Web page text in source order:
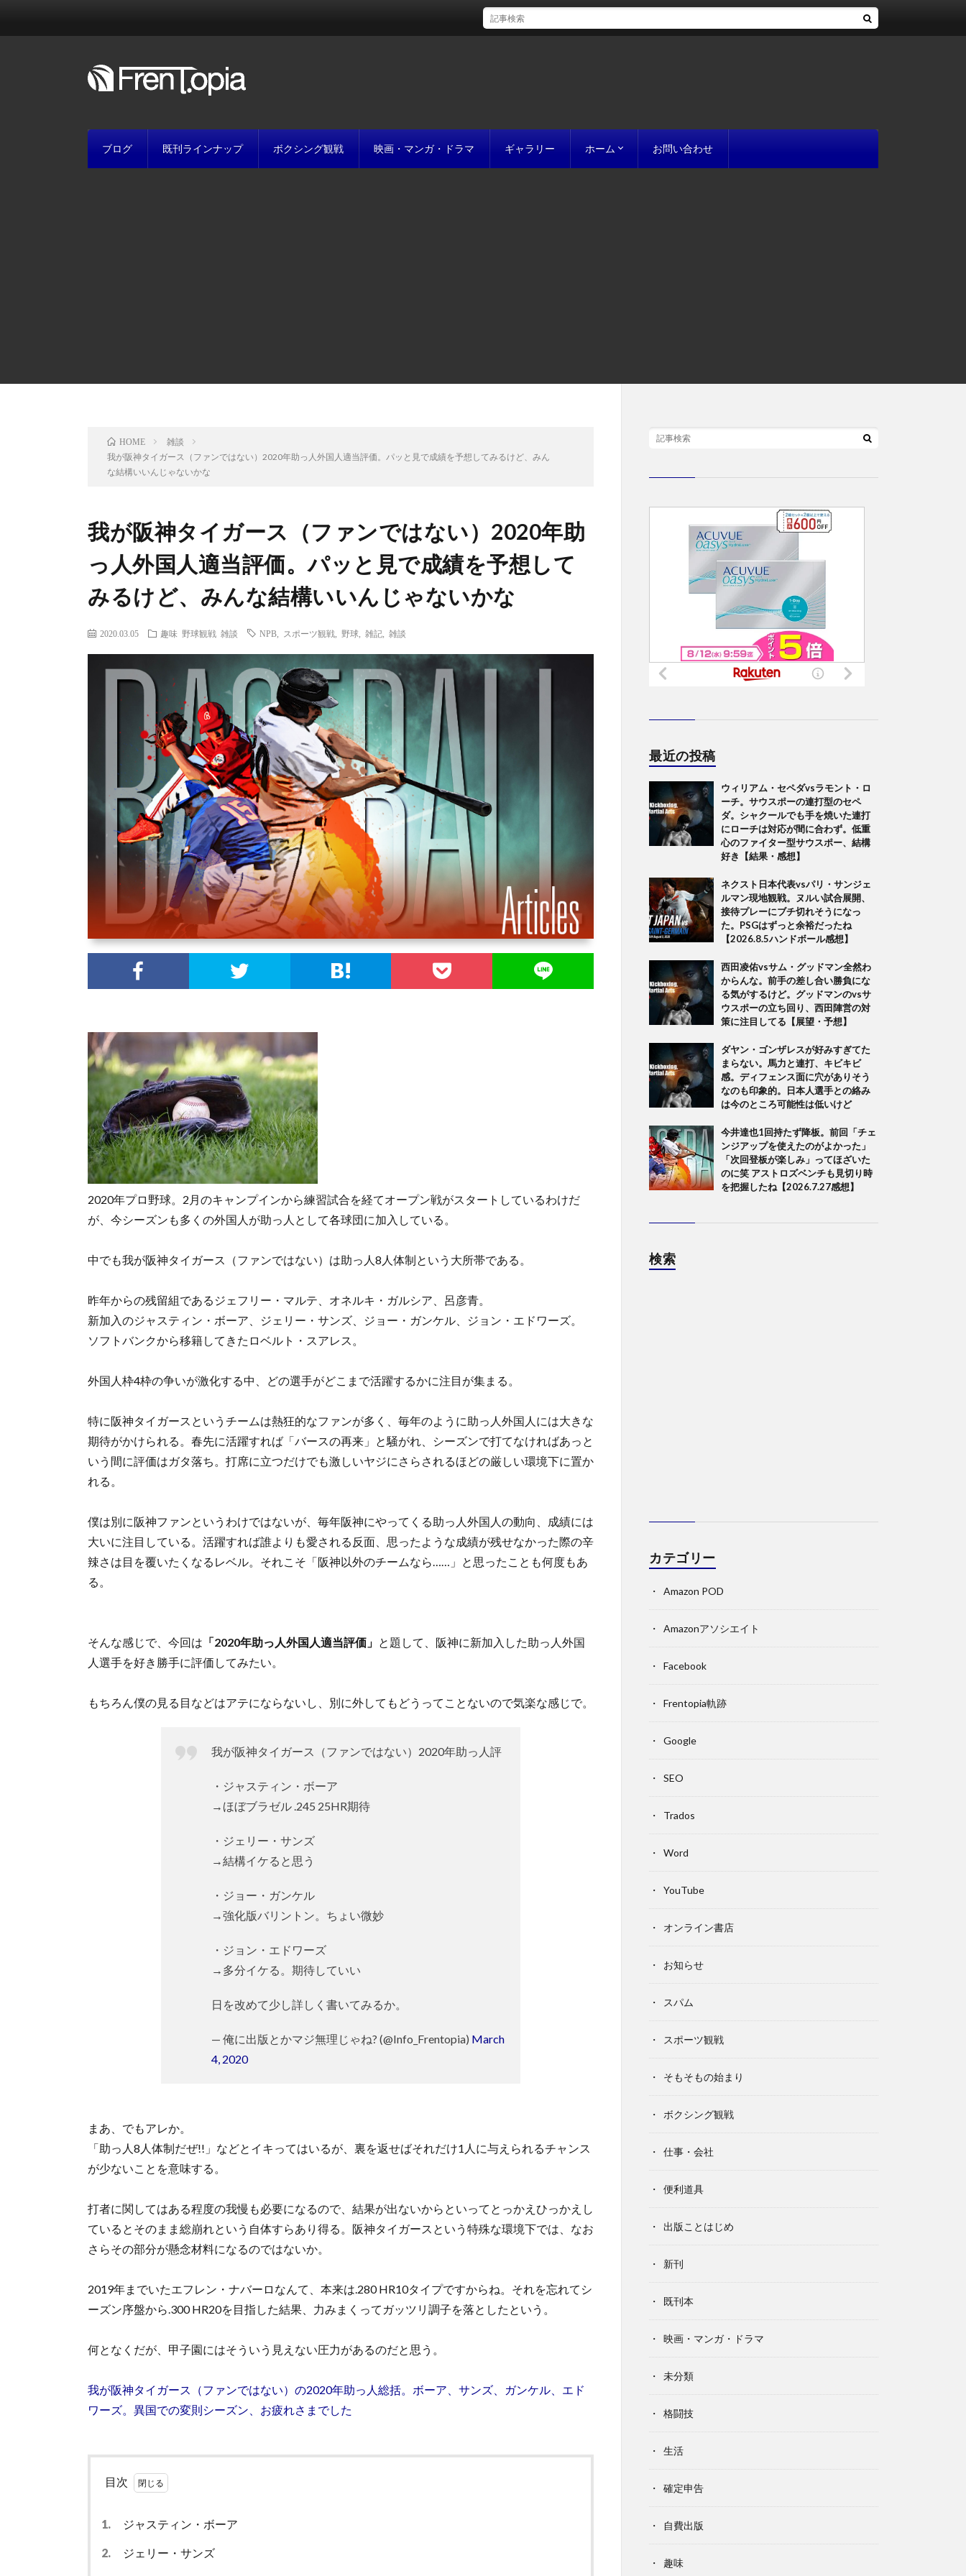
ブログ 既刊ラインナップ ボクシング観戦 映画・マンガ・ドラマ ギャラリー ホーム お問い合わせ
HOME
雑談
我が阪神タイガース（ファンではない）2020年助っ人外国人適当評価。パッと見で成績を予想してみるけど、みん
な結構いいんじゃないかな
我が阪神タイガース（ファンではない）2020年助
っ人外国人適当評価。パッと見で成績を予想して
みるけど、みんな結構いいんじゃないかな
2020.03.05 趣味 野球観戦 雑談 NPB スポーツ観戦 野球 雑記 雑談
2020年プロ野球。2月のキャンプインから練習試合を経てオープン戦がスタートしているわけだ
が、今シーズンも多くの外国人が助っ人として各球団に加入している。
中でも我が阪神タイガース（ファンではない）は助っ人8人体制という大所帯である。
昨年からの残留組であるジェフリー・マルテ、オネルキ・ガルシア、呂彦青。
新加入のジャスティン・ボーア、ジェリー・サンズ、ジョー・ガンケル、ジョン・エドワーズ。
ソフトバンクから移籍してきたロベルト・スアレス。
外国人枠4枠の争いが激化する中、どの選手がどこまで活躍するかに注目が集まる。
特に阪神タイガースというチームは熱狂的なファンが多く、毎年のように助っ人外国人には大きな
期待がかけられる。春先に活躍すれば「バースの再来」と騒がれ、シーズンで打てなければあっと
いう間に評価はガタ落ち。打席に立つだけでも激しいヤジにさらされるほどの厳しい環境下に置か
れる。
僕は別に阪神ファンというわけではないが、毎年阪神にやってくる助っ人外国人の動向、成績には
大いに注目している。活躍すれば誰よりも愛される反面、思ったような成績が残せなかった際の辛
辣さは目を覆いたくなるレベル。それこそ「阪神以外のチームなら……」と思ったことも何度もあ
る。
そんな感じで、今回は 「2020年助っ人外国人適当評価」 と題して、阪神に新加入した助っ人外国
人選手を好き勝手に評価してみたい。
もちろん僕の見る目などはアテにならないし、別に外してもどうってことないので気楽な感じで。
我が阪神タイガース（ファンではない）2020年助っ人評
・ジャスティン・ボーア
→ほぼブラゼル .245 25HR期待
・ジェリー・サンズ
→結構イケると思う
・ジョー・ガンケル
→強化版バリントン。ちょい微妙
・ジョン・エドワーズ
→多分イケる。期待していい
日を改めて少し詳しく書いてみるか。
— 俺に出版とかマジ無理じゃね? (@Info_Frentopia) March
4, 2020
まあ、でもアレか。
「助っ人8人体制だぜ!!」などとイキってはいるが、裏を返せばそれだけ1人に与えられるチャンス
が少ないことを意味する。
打者に関してはある程度の我慢も必要になるので、結果が出ないからといってとっかえひっかえし
ているとそのまま総崩れという自体すらあり得る。阪神タイガースという特殊な環境下では、なお
さらその部分が懸念材料になるのではないか。
2019年までいたエフレン・ナバーロなんて、本来は.280 HR10タイプですからね。それを忘れてシ
ーズン序盤から.300 HR20を目指した結果、力みまくってガッツリ調子を落としたという。
何となくだが、甲子園にはそういう見えない圧力があるのだと思う。
我が阪神タイガース（ファンではない）の2020年助っ人総括。ボーア、サンズ、ガンケル、エド
ワーズ。異国での変則シーズン、お疲れさまでした
目次
1. ジャスティン・ボーア
2. ジェリー・サンズ
最近の投稿
ウィリアム・セペダvsラモント・ロ
ーチ。サウスポーの連打型のセペ
ダ。シャクールでも手を焼いた連打
にローチは対応が間に合わず。低重
心のファイター型サウスポー、結構
好き【結果・感想】
ネクスト日本代表vsパリ・サンジェ
ルマン現地観戦。ヌルい試合展開、
接待プレーにブチ切れそうになっ
た。PSGはずっと余裕だったね
【2026.8.5ハンドボール感想】
西田凌佑vsサム・グッドマン全然わ
からんな。前手の差し合い勝負にな
る気がするけど。グッドマンのvsサ
ウスポーの立ち回り、西田陣営の対
策に注目してる【展望・予想】
ダヤン・ゴンザレスが好みすぎてた
まらない。馬力と連打、キビキビ
感。ディフェンス面に穴がありそう
なのも印象的。日本人選手との絡み
は今のところ可能性は低いけど
今井達也1回持たず降板。前回「チェ
ンジアップを使えたのがよかった」
「次回登板が楽しみ」ってほざいた
のに笑 アストロズベンチも見切り時
を把握したね【2026.7.27感想】
検索
カテゴリー
Amazon POD
Amazonアソシエイト
Facebook
Frentopia軌跡
Google
SEO
Trados
Word
YouTube
オンライン書店
お知らせ
スパム
スポーツ観戦
そもそもの始まり
ボクシング観戦
仕事・会社
便利道具
出版ことはじめ
新刊
既刊本
映画・マンガ・ドラマ
未分類
格闘技
生活
確定申告
自費出版
趣味